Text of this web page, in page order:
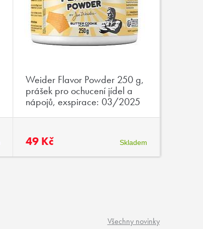
Weider Flavor Powder 250 g,
prášek pro ochucení jídel a
nápojů, exspirace: 03/2025
49 Kč Skladem
Všechny novinky